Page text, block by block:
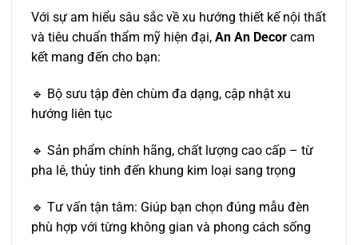
Với sự am hiểu sâu sắc về xu hướng thiết kế nội thất
và tiêu chuẩn thẩm mỹ hiện đại, An An Decor cam
kết mang đến cho bạn:
🔹 Bộ sưu tập đèn chùm đa dạng, cập nhật xu
hướng liên tục
🔹 Sản phẩm chính hãng, chất lượng cao cấp – từ
pha lê, thủy tinh đến khung kim loại sang trọng
🔹 Tư vấn tận tâm: Giúp bạn chọn đúng mẫu đèn
phù hợp với từng không gian và phong cách sống